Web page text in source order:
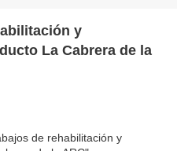
y
La Cabrera de la